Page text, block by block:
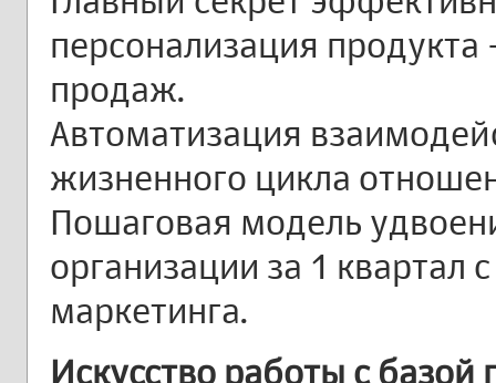
персонализация
продаж.
Автоматизация
жизненного цикла
Пошаговая модель
организации за 1
маркетинга.
Искусство работы с